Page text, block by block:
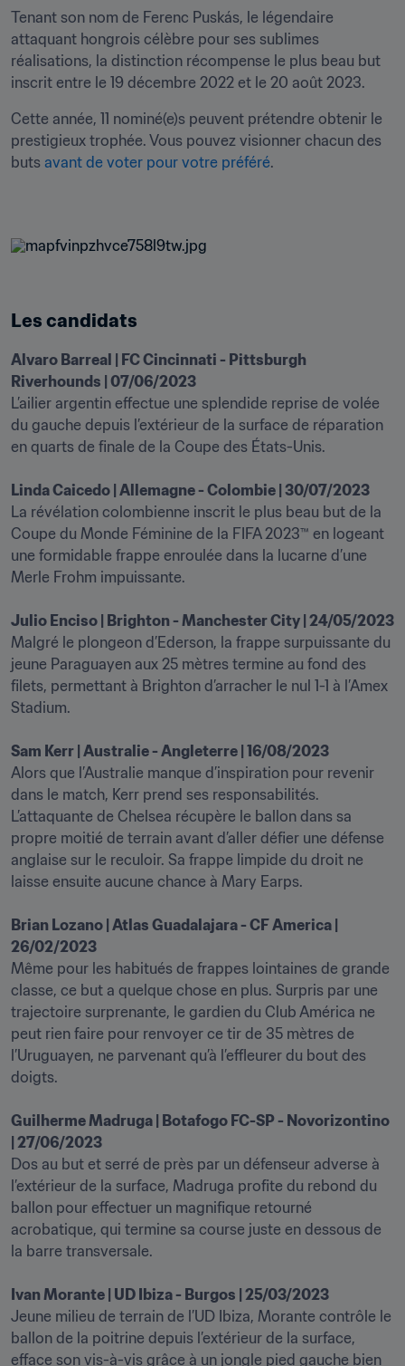
Tenant son nom de Ferenc Puskás, le légendaire
attaquant hongrois célèbre pour ses sublimes
réalisations, la distinction récompense le plus beau but
inscrit entre le 19 décembre 2022 et le 20 août 2023.
Cette année, 11 nominé(e)s peuvent prétendre obtenir le
prestigieux trophée. Vous pouvez visionner chacun des
buts avant de voter pour votre préféré.
Les candidats
Alvaro Barreal | FC Cincinnati - Pittsburgh
Riverhounds | 07/06/2023
L’ailier argentin effectue une splendide reprise de volée
du gauche depuis l’extérieur de la surface de réparation
en quarts de finale de la Coupe des États-Unis.
Linda Caicedo | Allemagne - Colombie | 30/07/2023
La révélation colombienne inscrit le plus beau but de la
Coupe du Monde Féminine de la FIFA 2023™ en logeant
une formidable frappe enroulée dans la lucarne d’une
Merle Frohm impuissante.
Julio Enciso | Brighton - Manchester City | 24/05/2023
Malgré le plongeon d’Ederson, la frappe surpuissante du
jeune Paraguayen aux 25 mètres termine au fond des
filets, permettant à Brighton d’arracher le nul 1-1 à l’Amex
Stadium.
Sam Kerr | Australie - Angleterre | 16/08/2023
Alors que l’Australie manque d’inspiration pour revenir
dans le match, Kerr prend ses responsabilités.
L’attaquante de Chelsea récupère le ballon dans sa
propre moitié de terrain avant d’aller défier une défense
anglaise sur le reculoir. Sa frappe limpide du droit ne
laisse ensuite aucune chance à Mary Earps.
Brian Lozano | Atlas Guadalajara - CF America |
26/02/2023
Même pour les habitués de frappes lointaines de grande
classe, ce but a quelque chose en plus. Surpris par une
trajectoire surprenante, le gardien du Club América ne
peut rien faire pour renvoyer ce tir de 35 mètres de
l’Uruguayen, ne parvenant qu’à l’effleurer du bout des
doigts.
Guilherme Madruga | Botafogo FC-SP - Novorizontino
| 27/06/2023
Dos au but et serré de près par un défenseur adverse à
l’extérieur de la surface, Madruga profite du rebond du
ballon pour effectuer un magnifique retourné
acrobatique, qui termine sa course juste en dessous de
la barre transversale.
Ivan Morante | UD Ibiza - Burgos | 25/03/2023
Jeune milieu de terrain de l’UD Ibiza, Morante contrôle le
ballon de la poitrine depuis l’extérieur de la surface,
efface son vis-à-vis grâce à un jongle pied gauche bien